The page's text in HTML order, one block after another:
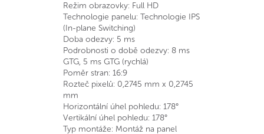
Režim obrazovky: Full HD
Technologie panelu: Technologie IPS
(In-plane Switching)
Doba odezvy: 5 ms
Podrobnosti o době odezvy: 8 ms
GTG, 5 ms GTG (rychlá)
Poměr stran: 16:9
Rozteč pixelů: 0,2745 mm x 0,2745
mm
Horizontální úhel pohledu: 178°
Vertikální úhel pohledu: 178°
Typ montáže: Montáž na panel